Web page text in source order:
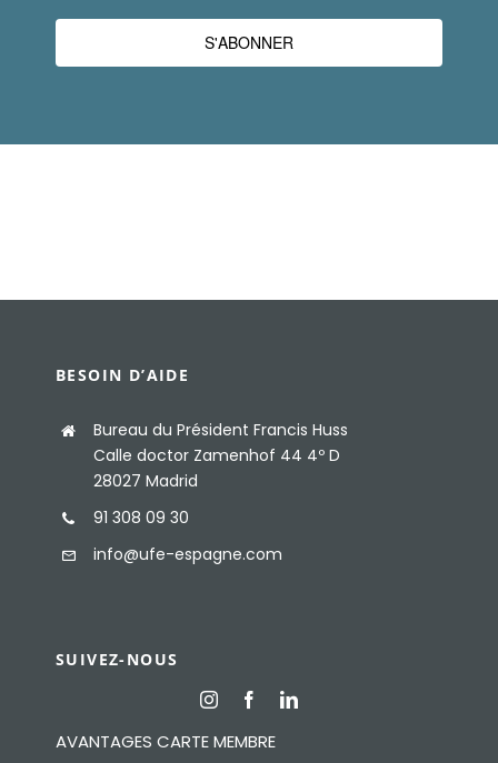
S'ABONNER
BESOIN D’AIDE
Bureau du Président Francis Huss
Calle doctor Zamenhof 44 4º D
28027 Madrid
91 308 09 30
info@ufe-espagne.com
SUIVEZ-NOUS
AVANTAGES CARTE MEMBRE